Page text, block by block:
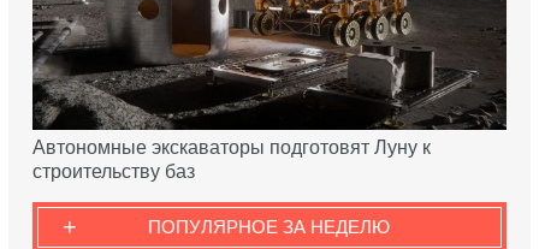
Автономные экскаваторы подготовят Луну к
строительству баз
ПОПУЛЯРНОЕ ЗА НЕДЕЛЮ
+